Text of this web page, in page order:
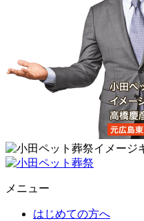
メニュー
はじめての方へ